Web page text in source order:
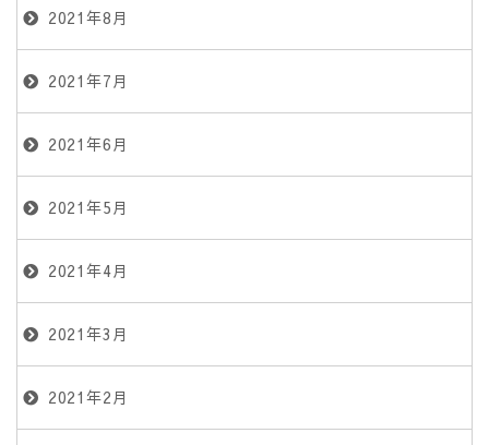
2021年8月
2021年7月
2021年6月
2021年5月
2021年4月
2021年3月
2021年2月